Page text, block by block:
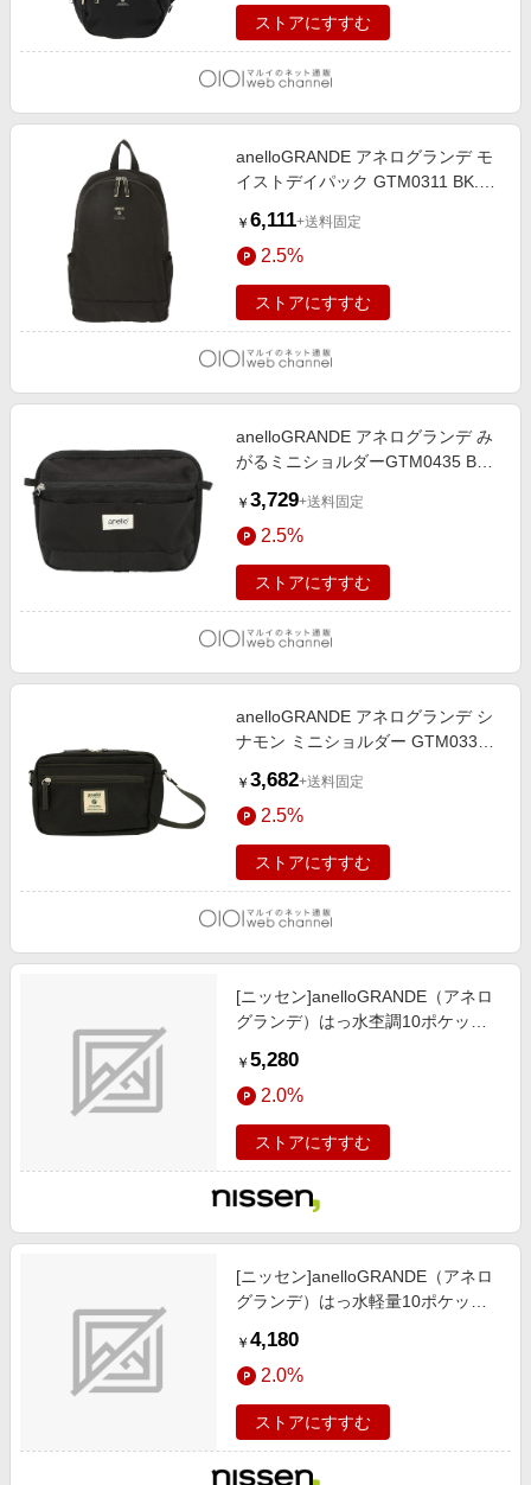
ストアにすすむ
anelloGRANDE アネログランデ モ
イストデイパック GTM0311 BK.ブ
￥ 6,111+送料固定
2.5%
ストアにすすむ
anelloGRANDE アネログランデ み
がるミニショルダーGTM0435 BK.
￥ 3,729+送料固定
2.5%
ストアにすすむ
anelloGRANDE アネログランデ シ
ナモン ミニショルダー GTM0333Z
￥ 3,682+送料固定
2.5%
ストアにすすむ
[ニッセン]anelloGRANDE（アネロ
グランデ）はっ水杢調10ポケット
ッセン限定色有）/靴/レディースシ
ューズ)/バッグ/アクセサリー / バッ
グ/鞄/ トートバッグ/グレー
￥ 5,280
2.0%
ストアにすすむ
[ニッセン]anelloGRANDE（アネロ
グランデ）はっ水軽量10ポケット
ューズ)/バッグ/アクセサリー / バッ
グ/鞄/ ショルダーバッグ/オリーブ
￥ 4,180
2.0%
ストアにすすむ